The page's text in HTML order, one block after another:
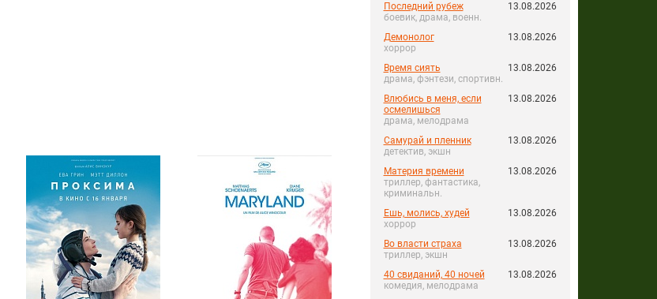
Последний рубеж
боевик, драма, военн.
13.08.2026
Демонолог
хоррор
13.08.2026
Время сиять
драма, фэнтези, спортивн.
13.08.2026
Влюбись в меня, если
осмелишься
драма, мелодрама
13.08.2026
Самурай и пленник
детектив, экшн
13.08.2026
Материя времени
триллер, фантастика,
криминальн.
13.08.2026
Ешь, молись, худей
хоррор
13.08.2026
Во власти страха
триллер, экшн
13.08.2026
40 свиданий, 40 ночей
комедия, мелодрама
13.08.2026